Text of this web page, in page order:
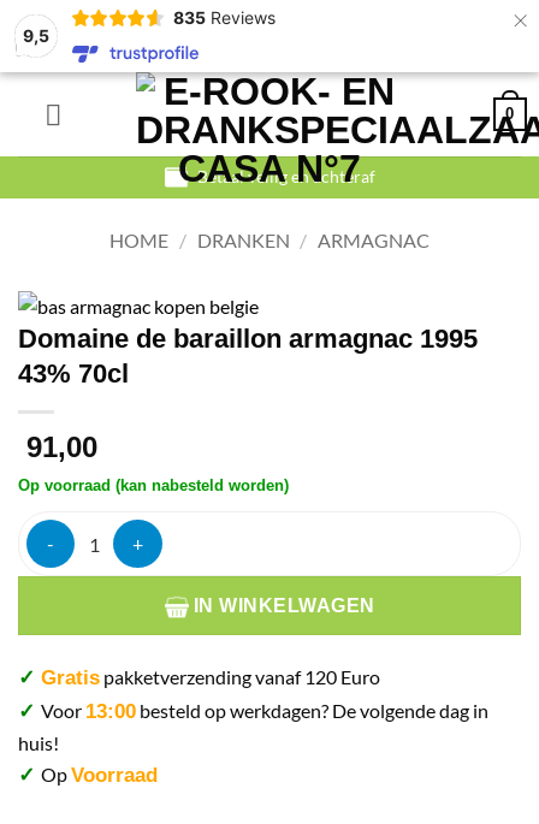
9,5
835 Reviews ×
Ga
0
Betaal veilig en achteraf
HOME / DRANKEN / ARMAGNAC
Domaine de baraillon armagnac 1995
43% 70cl
91,00
Op voorraad (kan nabesteld worden)
Domaine de baraillon armagnac 1995 43% 70cl aantal
IN WINKELWAGEN
✓ Gratis pakketverzending vanaf 120 Euro
✓ Voor 13:00 besteld op werkdagen? De volgende dag in
huis!
✓ OpVoorraad